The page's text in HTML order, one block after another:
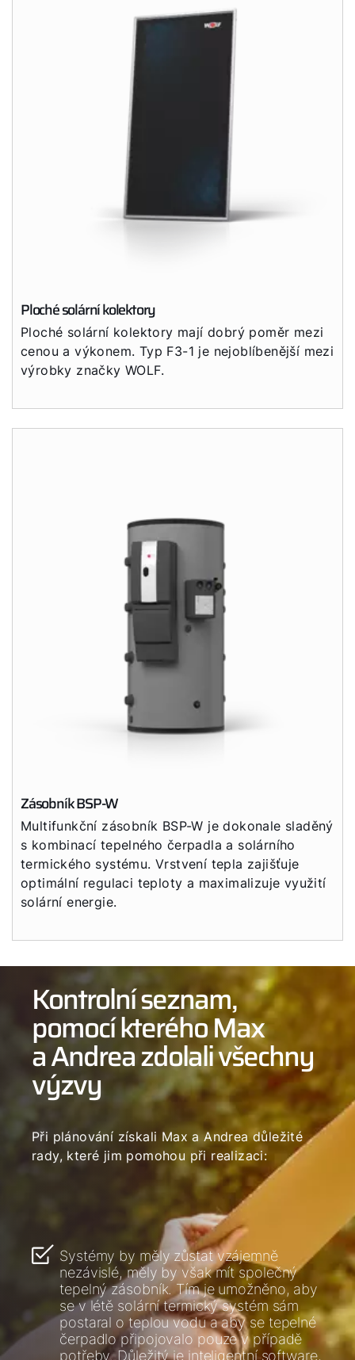
Ploché solární kolektory
Ploché solární kolektory mají dobrý poměr mezi
cenou a výkonem. Typ F3-1 je nejoblíbenější mezi
výrobky značky WOLF.
Zásobník BSP-W
Multifunkční zásobník BSP-W je dokonale sladěný
s kombinací tepelného čerpadla a solárního
termického systému. Vrstvení tepla zajišťuje
optimální regulaci teploty a maximalizuje využití
solární energie.
Kontrolní seznam,
pomocí kterého Max
a Andrea zdolali všechny
výzvy
Při plánování získali Max a Andrea důležité
rady, které jim pomohou při realizaci:
Systémy by měly zůstat vzájemně
nezávislé, měly by však mít společný
tepelný zásobník. Tím je umožněno, aby
se v létě solární termický systém sám
postaral o teplou vodu a aby se tepelné
čerpadlo připojovalo pouze v případě
potřeby. Důležitý je inteligentní software,